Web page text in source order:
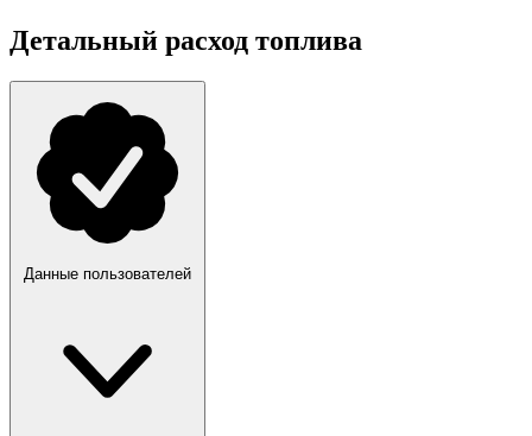
Детальный расход топлива
Данные пользователей